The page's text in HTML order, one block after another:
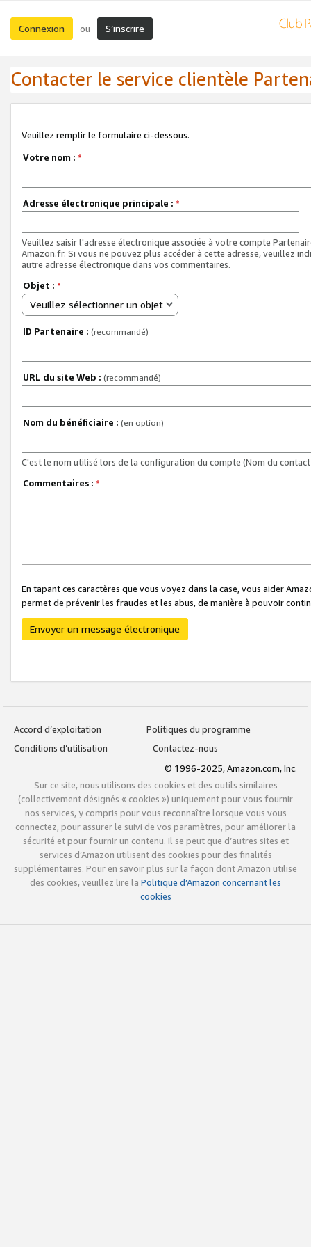
Connexion ou S’inscrire
Contacter le service clientèle
Veuillez remplir le formulaire ci-dessous.
Votre nom : *
Adresse électronique principale : *
Veuillez saisir l'adresse électronique associée à votre compte
Amazon.fr. Si vous ne pouvez plus accéder à cette adresse, veuillez
autre adresse électronique dans vos commentaires.
Objet : *
Veuillez sélectionner un objet
ID Partenaire : (recommandé)
URL du site Web : (recommandé)
Nom du bénéficiaire : (en option)
C'est le nom utilisé lors de la configuration du compte (Nom du
Commentaires : *
En tapant ces caractères que vous voyez dans la case, vous aider
permet de prévenir les fraudes et les abus, de manière à pouvoir
Envoyer un message électronique
Accord d’exploitation
Politiques du programme
Conditions d’utilisation
Contactez-nous
© 1996-2025, Amazon.com, Inc.
Sur ce site, nous utilisons des cookies et des outils similaires
(collectivement désignés « cookies ») uniquement pour vous fournir
nos services, y compris pour vous reconnaître lorsque vous vous
connectez, pour assurer le suivi de vos paramètres, pour améliorer la
sécurité et pour fournir un contenu. Il se peut que d’autres sites et
services d’Amazon utilisent des cookies pour des finalités
supplémentaires. Pour en savoir plus sur la façon dont Amazon utilise
des cookies, veuillez lire la Politique d’Amazon concernant les
cookies